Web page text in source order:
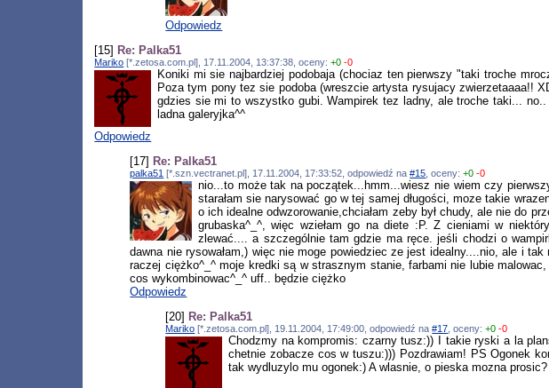
Odpowiedz
[15] Re: Palka51
Mariko [*.zetosa.com.pl], 17.11.2004, 13:37:38, oceny:+0 -0
Koniki mi sie najbardziej podobaja (chociaz ten pierwszy "taki troche
Poza tym pony tez sie podoba (wreszcie artysta rysujacy zwierzetaaaa!!
gdzies sie mi to wszystko gubi. Wampirek tez ladny, ale troche taki...
ladna galeryjka^^
Odpowiedz
[17] Re: Palka51
palka51 [*.szn.vectranet.pl], 17.11.2004, 17:33:52, odpowiedź na#15 , oceny:+0 -0
nio...to może tak na początek...hmm...wiesz nie wiem czy
starałam sie narysować go w tej samej długości, moze takie
o ich idealne odwzorowanie,chciałam zeby był chudy, ale nie do
grubaska^_^, więc wziełam go na diete :P. Z cieniami w
zlewać.... a szczególnie tam gdzie ma ręce. jeśli chodzi o
dawna nie rysowałam,) więc nie moge powiedziec ze jest idealny....nio, ale i
raczej ciężko^_^ moje kredki są w strasznym stanie, farbami nie lubie
cos wykombinowac^_^ uff.. będzie ciężko
Odpowiedz
[20] Re: Palka51
Mariko [*.zetosa.com.pl], 19.11.2004, 17:49:00, odpowiedź na#17 , oceny:+0 -0
Chodzmy na kompromis: czarny tusz:)) I takie ryski a la
chetnie zobacze cos w tuszu:))) Pozdrawiam! PS Ogonek
tak wydluzylo mu ogonek:) A wlasnie, o pieska mozna prosic?